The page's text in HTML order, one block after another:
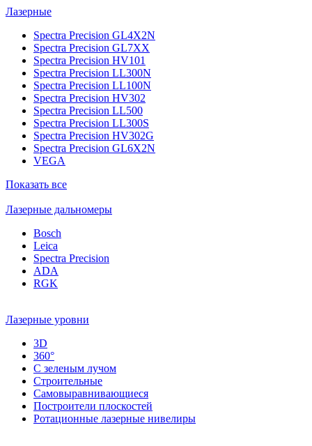
Лазерные
Spectra Precision GL4X2N
Spectra Precision GL7XX
Spectra Precision HV101
Spectra Precision LL300N
Spectra Precision LL100N
Spectra Precision HV302
Spectra Precision LL500
Spectra Precision LL300S
Spectra Precision HV302G
Spectra Precision GL6X2N
VEGA
Показать все
Лазерные дальномеры
Bosch
Leica
Spectra Precision
ADA
RGK
Лазерные уровни
3D
360°
С зеленым лучом
Строительные
Самовыравнивающиеся
Построители плоскостей
Ротационные лазерные нивелиры